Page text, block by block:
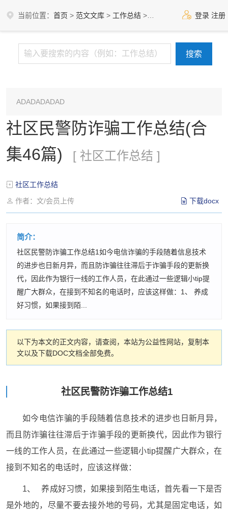
当前位置： 首页 > 范文文库 > 工作总结 > 社区工作总结 登录 注册
ADADADADAD
社区民警防诈骗工作总结(合
集46篇)
[ 社区工作总结 ]
社区工作总结
作者：文/会员上传
下载docx
简介：
社区民警防诈骗工作总结1如今电信诈骗的手段随着信息技术
的进步也日新月异，而且防诈骗往往滞后于诈骗手段的更新换
代，因此作为银行一线的工作人员，在此通过一些逻辑小tip提
醒广大群众，在接到不知名的电话时，应该这样做：1、 养成
好习惯，如果接到陌...
以下为本文的正文内容，请查阅，本站为公益性网站，复制本
文以及下载DOC文档全部免费。
社区民警防诈骗工作总结1
如今电信诈骗的手段随着信息技术的进步也日新月异，
而且防诈骗往往滞后于诈骗手段的更新换代，因此作为银行
一线的工作人员，在此通过一些逻辑小tip提醒广大群众，在
接到不知名的电话时，应该这样做：
1、 养成好习惯，如果接到陌生电话，首先看一下是否
是外地的，尽量不要去接外地的号码，尤其是固定电话，如